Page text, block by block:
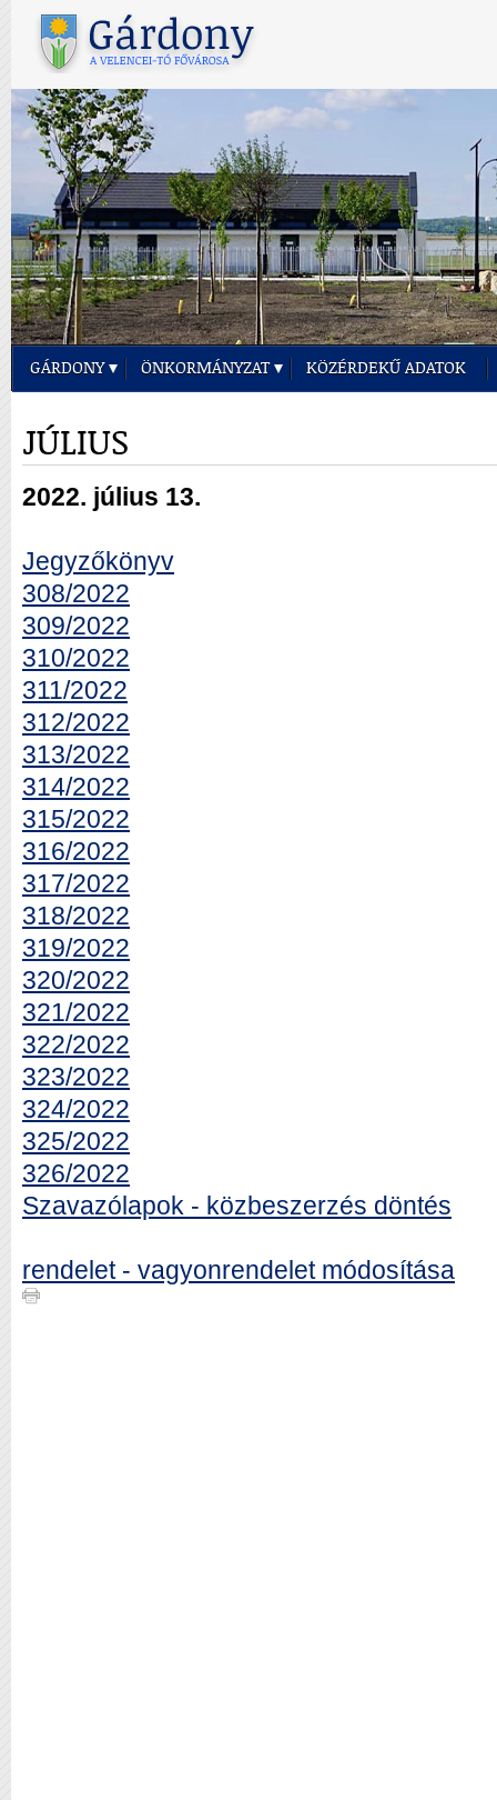
GÁRDONY ÖNKORMÁNYZAT KÖZÉRDEKŰ ADATOK
JÚLIUS
2022. július 13.
Jegyzőkönyv
308/2022
309/2022
310/2022
311/2022
312/2022
313/2022
314/2022
315/2022
316/2022
317/2022
318/2022
319/2022
320/2022
321/2022
322/2022
323/2022
324/2022
325/2022
326/2022
Szavazólapok - közbeszerzés döntés
rendelet - vagyonrendelet módosítása